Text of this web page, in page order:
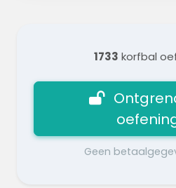
1733 korfbal
Geen